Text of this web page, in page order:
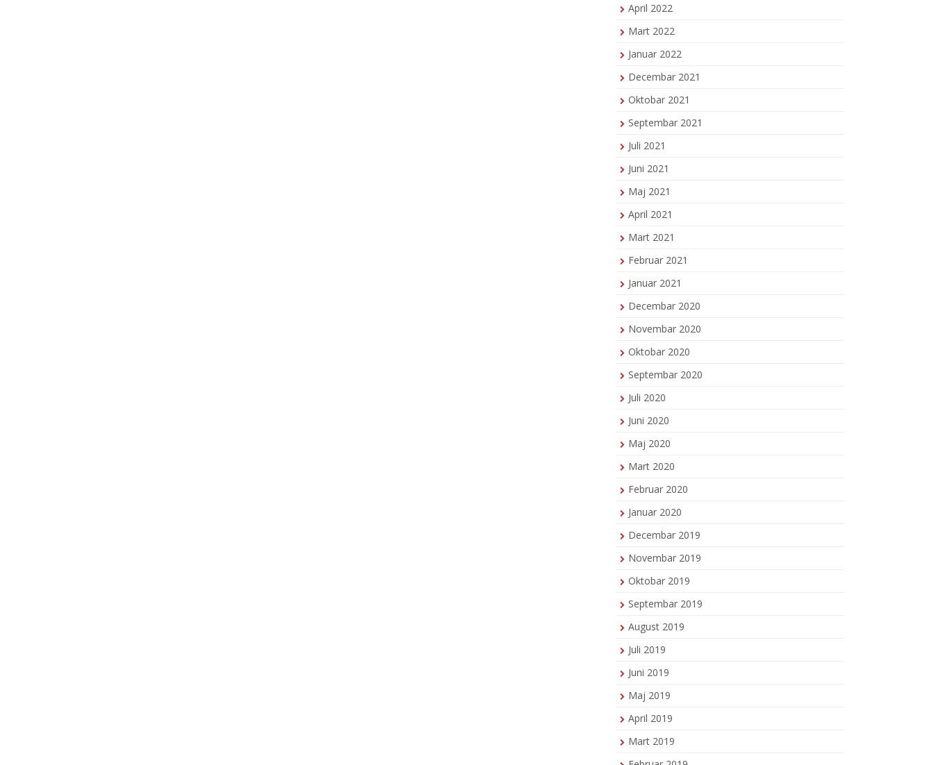
April 2022
Mart 2022
Januar 2022
Decembar 2021
Oktobar 2021
Septembar 2021
Juli 2021
Juni 2021
Maj 2021
April 2021
Mart 2021
Februar 2021
Januar 2021
Decembar 2020
Novembar 2020
Oktobar 2020
Septembar 2020
Juli 2020
Juni 2020
Maj 2020
Mart 2020
Februar 2020
Januar 2020
Decembar 2019
Novembar 2019
Oktobar 2019
Septembar 2019
August 2019
Juli 2019
Juni 2019
Maj 2019
April 2019
Mart 2019